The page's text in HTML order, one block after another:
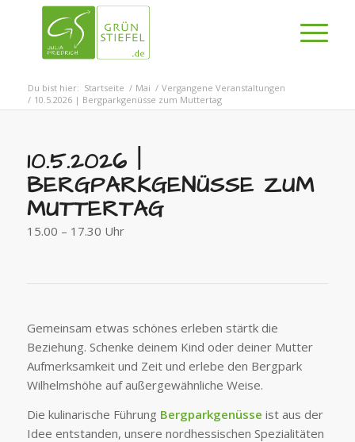
Du bist hier: Startseite / Mai / Vergangene Veranstaltungen
/ 10.5.2026 | Bergparkgenüsse zum Muttertag
10.5.2026 |
BERGPARKGENÜSSE ZUM
MUTTERTAG
15.00 – 17.30 Uhr
Gemeinsam etwas schönes erleben stärtk die
Beziehung. Schenke deinem Kind oder deiner Mutter
Aufmerksamkeit und Zeit und erlebe den Bergpark
Wilhelmshöhe auf außergewähnliche Weise.
Die kulinarische Führung Bergparkgenüsse ist aus der
Idee entstanden, unsere nordhessischen Spezialitäten